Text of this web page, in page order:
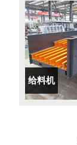
给料机